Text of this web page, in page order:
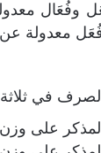
معدولة عن
في
على وزن